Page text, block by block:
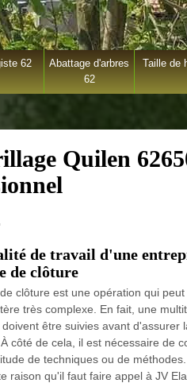
62
Abattage d'arbres
62
Taille de
Quilen
de travail d'une
de clôture
clôture est une opération qui
très complexe. En fait, une
être suivies avant d'assurer
côté de cela, il est nécessaire de
de techniques ou de
raison qu'il faut faire appel à JV